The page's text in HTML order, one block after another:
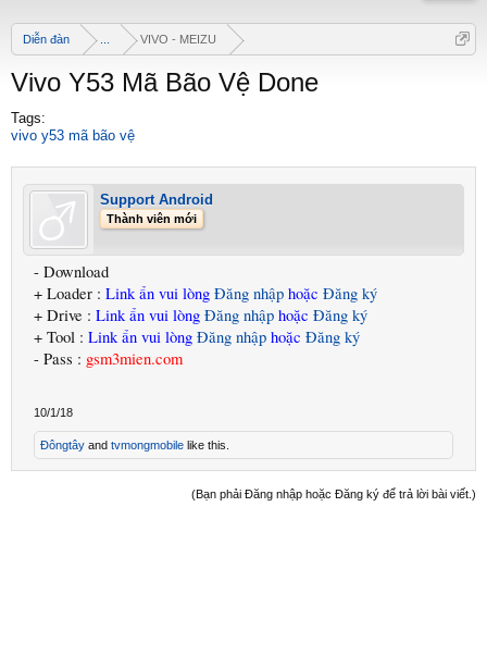
Diễn đàn VIVO - MEIZU
Vivo Y53 Mã Bão Vệ Done
Tags:
vivo y53 mã bão vệ
Support Android
Thành viên mới
- Download
+ Loader : Link ẩn vui lòng Đăng nhập hoặc Đăng ký
+ Drive : Link ẩn vui lòng Đăng nhập hoặc Đăng ký
+ Tool : Link ẩn vui lòng Đăng nhập hoặc Đăng ký
- Pass : gsm3mien.com
10/1/18
Đôngtây and tvmongmobile like this.
(Bạn phải Đăng nhập hoặc Đăng ký để trả lời bài viết.)